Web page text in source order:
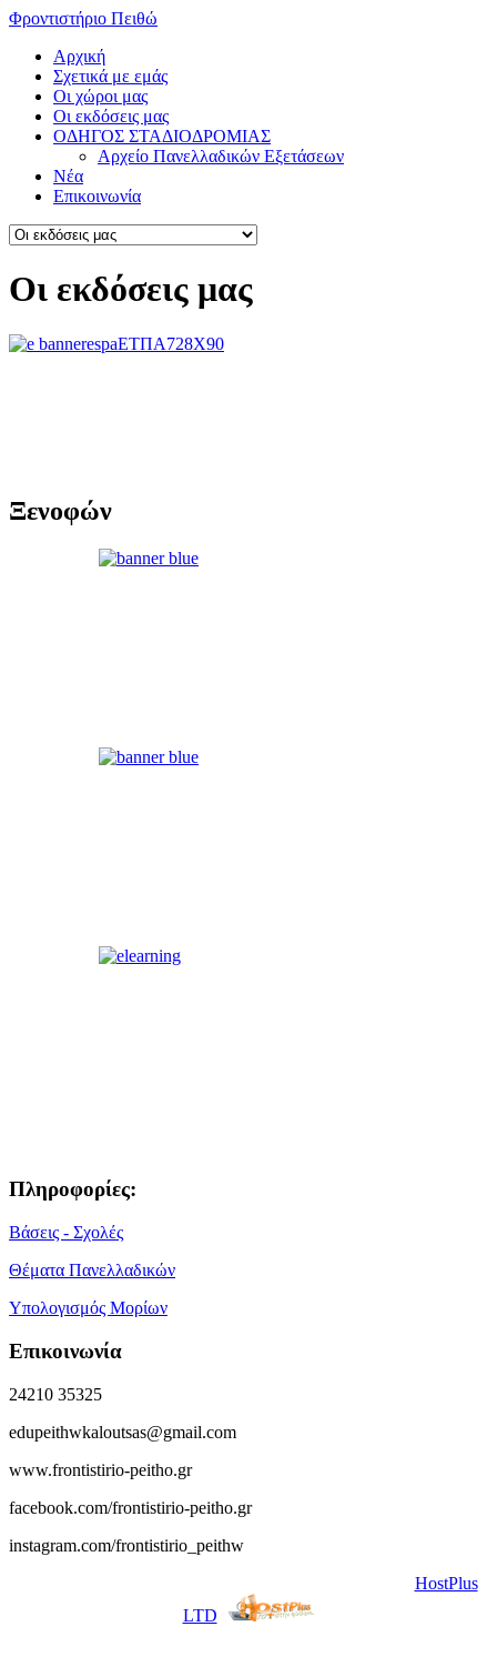
Φροντιστήριο Πειθώ
Αρχική
Σχετικά με εμάς
Οι χώροι μας
Οι εκδόσεις μας
ΟΔΗΓΟΣ ΣΤΑΔΙΟΔΡΟΜΙΑΣ
Αρχείο Πανελλαδικών Εξετάσεων
Νέα
Επικοινωνία
Οι εκδόσεις μας
Ξενοφών
Πληροφορίες:
Βάσεις - Σχολές
Θέματα Πανελλαδικών
Υπολογισμός Μορίων
Επικοινωνία
24210 35325
edupeithwkaloutsas@gmail.com
www.frontistirio-peitho.gr
facebook.com/frontistirio-peitho.gr
instagram.com/frontistirio_peithw
HostPlus
LTD